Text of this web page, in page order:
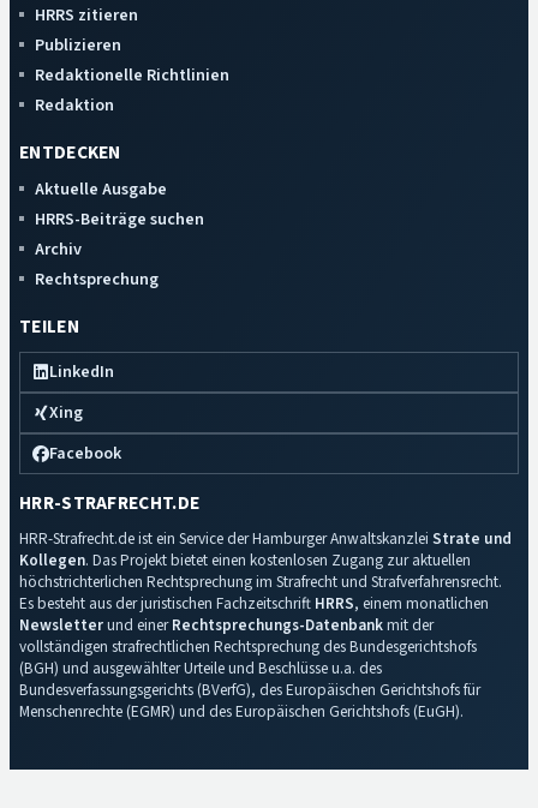
HRRS zitieren
Publizieren
Redaktionelle Richtlinien
Redaktion
ENTDECKEN
Aktuelle Ausgabe
HRRS-Beiträge suchen
Archiv
Rechtsprechung
TEILEN
LinkedIn
Xing
Facebook
HRR-STRAFRECHT.DE
HRR-Strafrecht.de ist ein Service der Hamburger Anwaltskanzlei Strate und
Kollegen. Das Projekt bietet einen kostenlosen Zugang zur aktuellen
höchstrichterlichen Rechtsprechung im Strafrecht und Strafverfahrensrecht.
Es besteht aus der juristischen Fachzeitschrift HRRS, einem monatlichen
Newsletterund einerRechtsprechungs-Datenbankmit der
vollständigen strafrechtlichen Rechtsprechung des Bundesgerichtshofs
(BGH) und ausgewählter Urteile und Beschlüsse u.a. des
Bundesverfassungsgerichts (BVerfG), des Europäischen Gerichtshofs für
Menschenrechte (EGMR) und des Europäischen Gerichtshofs (EuGH).